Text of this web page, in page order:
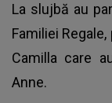
La slujbă au
Familiei
Camilla care
Anne.